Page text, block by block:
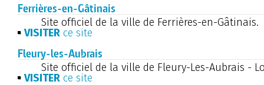
Ferrières-en-Gâtinais
Site officiel de la ville de Ferrières-en-Gâtinais.
VISITER ce site
Fleury-les-Aubrais
Site officiel de la ville de Fleury-Les-Aubrais -
VISITER ce site